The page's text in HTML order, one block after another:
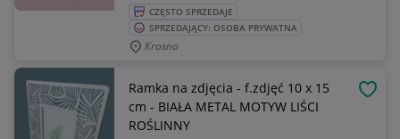
CZĘSTO SPRZEDAJE
SPRZEDAJĄCY: OSOBA PRYWATNA
Krosno
Ramka na zdjęcia - f.zdjęć 10 x 15
cm - BIAŁA METAL MOTYW LIŚCI
ROŚLINNY